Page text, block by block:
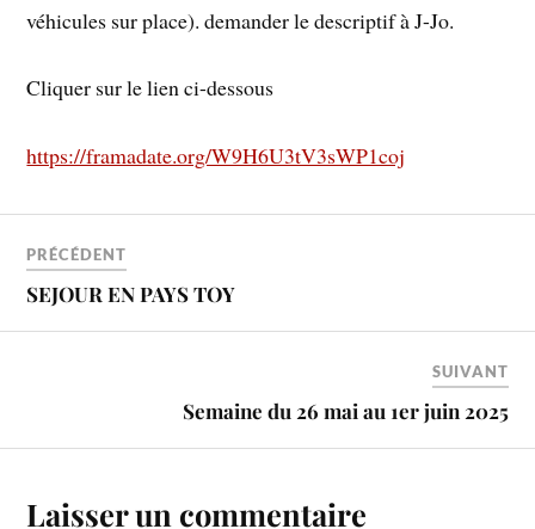
véhicules sur place). demander le descriptif à J-Jo.
Cliquer sur le lien ci-dessous
https://framadate.org/W9H6U3tV3sWP1coj
PRÉCÉDENT
SEJOUR EN PAYS TOY
SUIVANT
Semaine du 26 mai au 1er juin 2025
Laisser un commentaire